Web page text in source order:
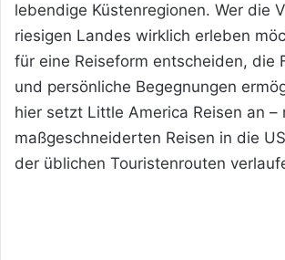
lebendige Küstenregionen. Wer die
riesigen Landes wirklich erleben
für eine Reiseform entscheiden, die
und persönliche Begegnungen
hier setzt Little America Reisen an –
maßgeschneiderten Reisen in die
der üblichen Touristenrouten